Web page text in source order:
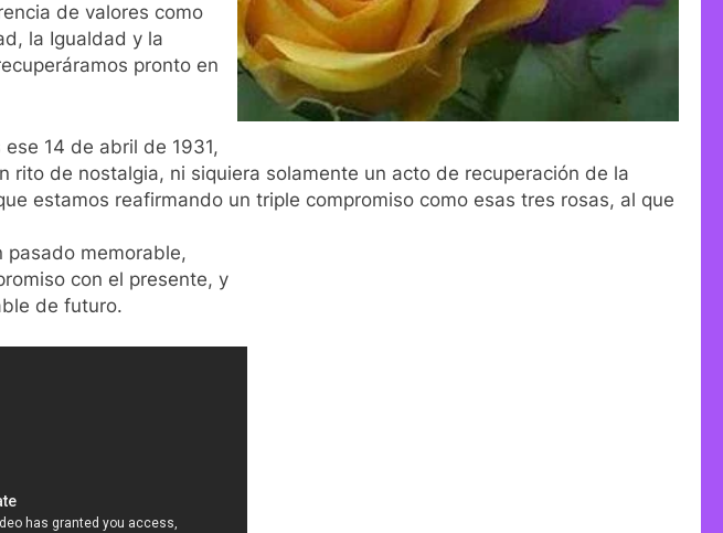
de valores como
la Igualdad y la
pronto en
14 de abril de 1931,
rito de nostalgia, ni siquiera solamente un acto de recuperación de la
estamos reafirmando un triple compromiso como esas tres rosas, al que
pasado memorable,
con el presente, y
de futuro.